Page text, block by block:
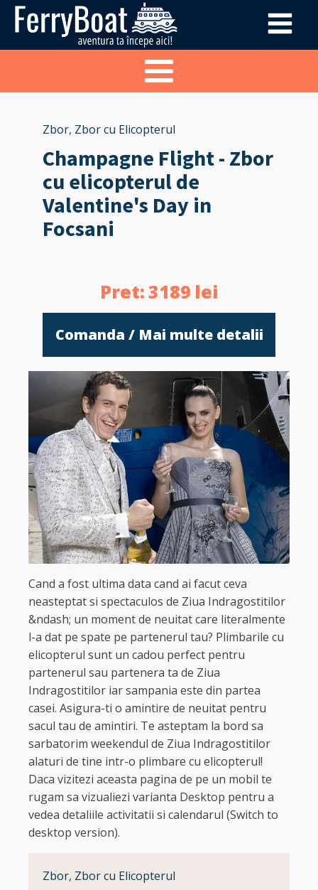
Zbor, Zbor cu Elicopterul
Champagne Flight - Zbor
cu elicopterul de
Valentine's Day in
Focsani
Pret:3189 lei
Comanda / Mai multe detalii
Cand a fost ultima data cand ai facut ceva
neasteptat si spectaculos de Ziua Indragostitilor
&ndash; un moment de neuitat care literalmente
l-a dat pe spate pe partenerul tau? Plimbarile cu
elicopterul sunt un cadou perfect pentru
partenerul sau partenera ta de Ziua
Indragostitilor iar sampania este din partea
casei. Asigura-ti o amintire de neuitat pentru
sacul tau de amintiri. Te asteptam la bord sa
sarbatorim weekendul de Ziua Indragostitilor
alaturi de tine intr-o plimbare cu elicopterul!
Daca vizitezi aceasta pagina de pe un mobil te
rugam sa vizualiezi varianta Desktop pentru a
vedea detaliile activitatii si calendarul (Switch to
desktop version).
Zbor, Zbor cu Elicopterul